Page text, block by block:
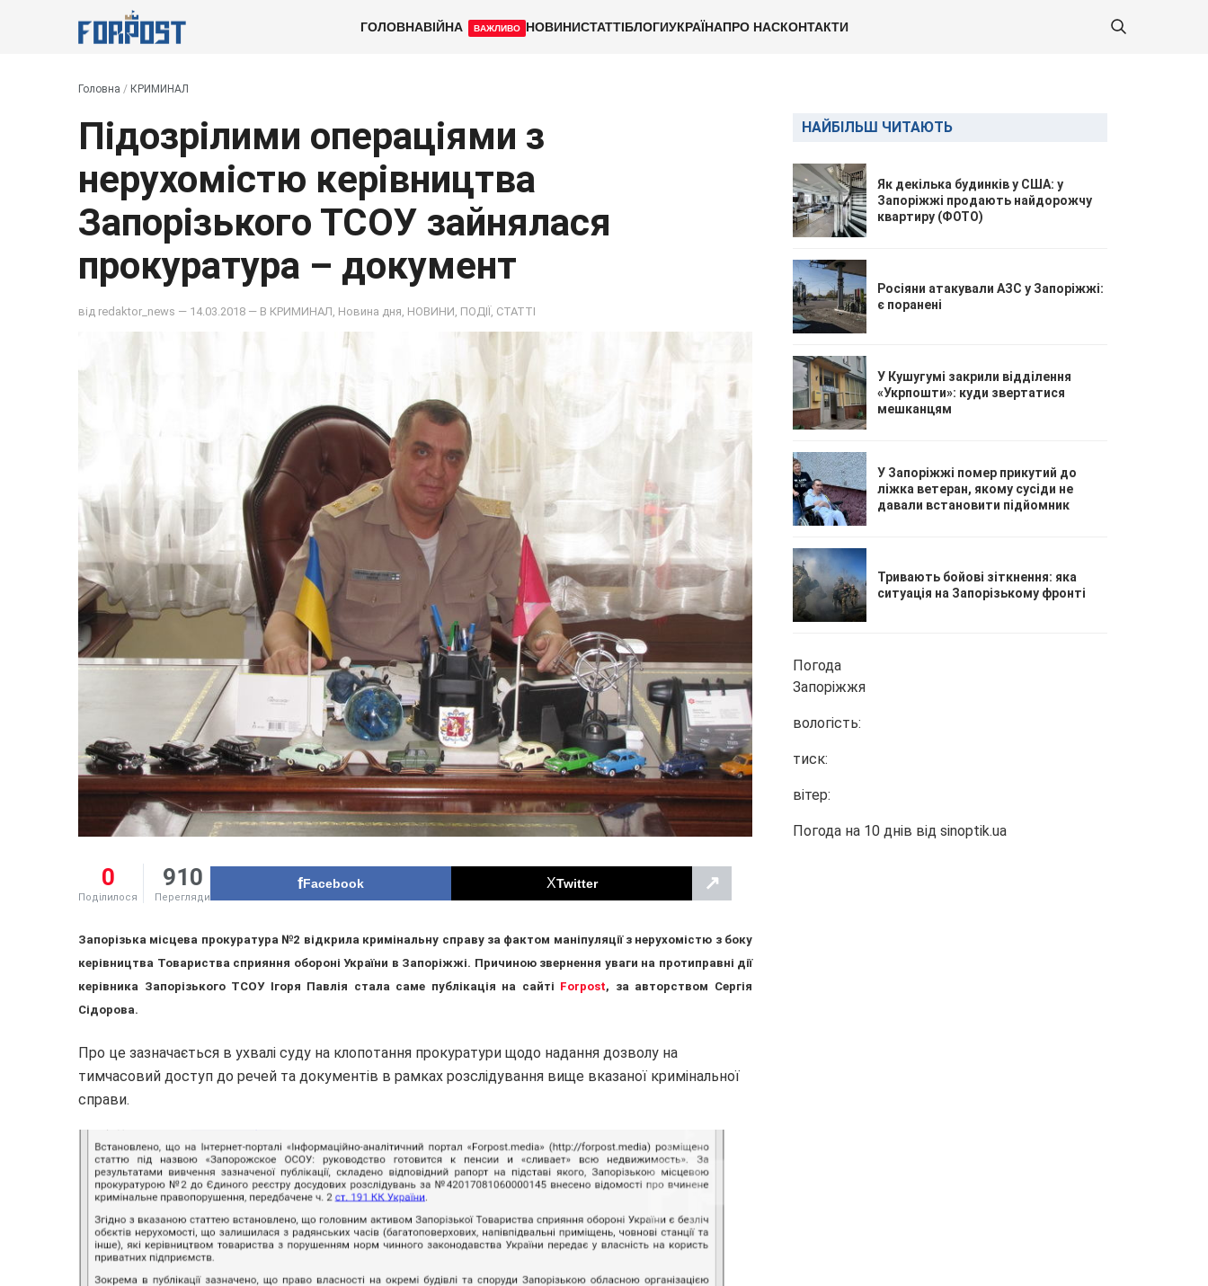
ГОЛОВНАВІЙНА ВАЖЛИВО НОВИНИСТАТТІБЛОГИУКРАЇНАПРО НАСКОНТАКТИ
Головна / КРИМИНАЛ
Підозрілими операціями з
нерухомістю керівництва
Запорізького ТСОУ зайнялася
прокуратура – документ
від redaktor_news — 14.03.2018 — В КРИМИНАЛ Новина дня НОВИНИ ПОДІЇ СТАТТІ
0
Поділилося
910
Перегляди
Facebook Twitter ↗
Запорізька місцева прокуратура №2 відкрила кримінальну справу за фактом маніпуляції з нерухомістю з боку
керівництва Товариства сприяння обороні України в Запоріжжі. Причиною звернення уваги на протиправні дії
керівника Запорізького ТСОУ Ігоря Павлія стала саме публікація на сайті Forpost, за авторством Сергія
Сідорова.
Про це зазначається в ухвалі суду на клопотання прокуратури щодо надання дозволу на
тимчасовий доступ до речей та документів в рамках розслідування вище вказаної кримінальної
справи.
НАЙБІЛЬШ ЧИТАЮТЬ
Як декілька будинків у США: у
Запоріжжі продають найдорожчу
квартиру (ФОТО)
Росіяни атакували АЗС у Запоріжжі:
є поранені
У Кушугумі закрили відділення
«Укрпошти»: куди звертатися
мешканцям
У Запоріжжі помер прикутий до
ліжка ветеран, якому сусіди не
давали встановити підйомник
Тривають бойові зіткнення: яка
ситуація на Запорізькому фронті
Погода
Запоріжжя
вологість:
тиск:
вітер:
Погода на 10 днів від sinoptik.ua